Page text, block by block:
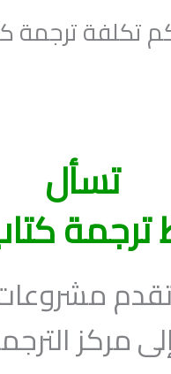
تكلفة ترجمة
تسأل
مركز